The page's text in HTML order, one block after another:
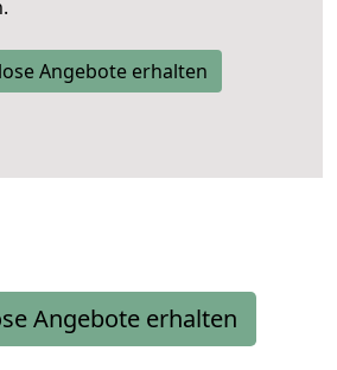
Angebote erhalten
Angebote erhalten